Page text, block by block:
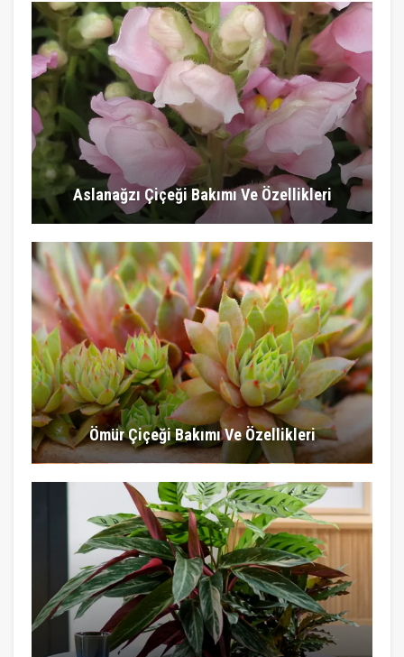
Aslanağzı Çiçeği Bakımı Ve Özellikleri
Ömür Çiçeği Bakımı Ve Özellikleri